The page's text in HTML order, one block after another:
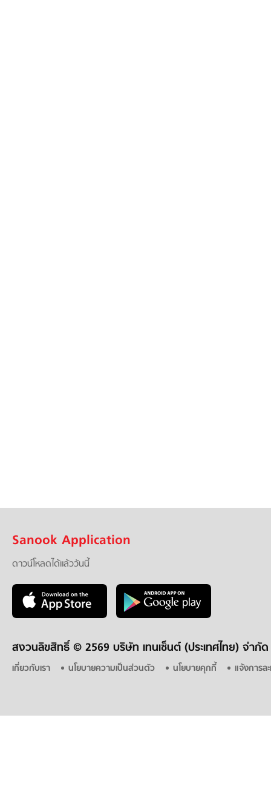
Sanook Application
ดาวน์โหลดได้แล้ววันนี้
สงวนลิขสิทธิ์ © 2569 บริษัท เทนเซ็นต์ (ประเทศไทย) จำกัด
เกี่ยวกับเรา นโยบายความเป็นส่วนตัว นโยบายคุกกี้ แจ้งการล